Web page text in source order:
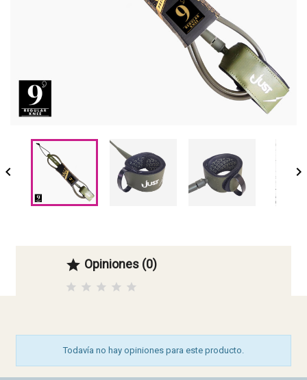
 
 Opiniones (0)
Todavía no hay opiniones para este producto.